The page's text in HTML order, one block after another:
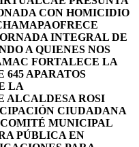
CON HOMICIDIO
OFRECE
INTEGRAL DE
A QUIENES NOS
FORTALECE LA
645 APARATOS
LA
ALCALDESA ROSI
CIUDADANA
MUNICIPAL
PÚBLICA EN